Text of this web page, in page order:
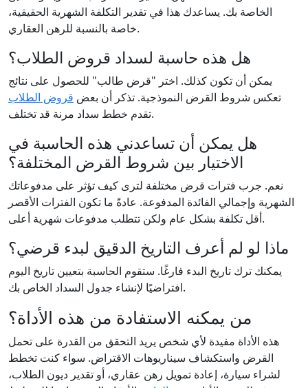
الخاصة بك. يساعدك هذا في تقدير التكلفة الشهرية الحقيقية،
خاصة بالنسبة للرهن العقاري.
هل هذه حاسبة لسداد قروض الطلاب؟
يمكن أن تكون كذلك. اختر "قرض طالب" للحصول على نتائج
تعكس شروط القرض النموذجية. تذكر أن بعض قروض الطلاب
تقدم خطط سداد مرنة قد تختلف.
هل يمكن أن تساعدني هذه الحاسبة في
الاختيار بين شروط القرض المختلفة؟
نعم. جرب فترات قرض مختلفة لترى كيف تؤثر على مدفوعاتك
الشهرية وإجمالي الفائدة المدفوعة. عادةً ما تكون الفترات الأقصر
أقل تكلفة بشكل عام ولكن تتطلب مدفوعات شهرية أعلى.
ماذا لو لم أعرف التاريخ الدقيق لبدء قرضي؟
يمكنك ترك تاريخ البدء فارغًا. ستقوم الحاسبة بتعيين تاريخ اليوم
افتراضيًا لإنشاء جدول السداد الخاص بك.
من يمكنه الاستفادة من هذه الأداة؟
هذه الأداة مفيدة لأي شخص يريد التحقق من القدرة على تحمل
القرض واستكشاف سيناريوهات الاقتراض. سواء كنت تخطط
لشراء سيارة، إعادة تمويل رهن عقاري، أو تقدير ديون الطلاب،